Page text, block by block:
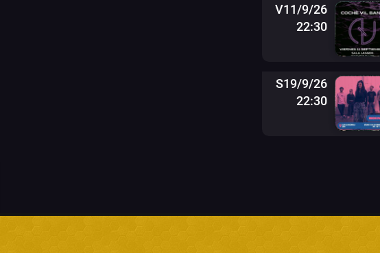
V11/9/26
22:30
S19/9/26
22:30